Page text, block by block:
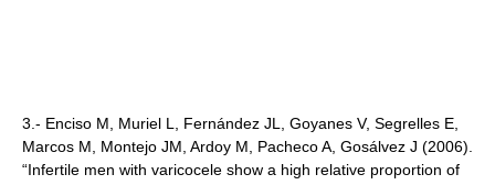
3.- Enciso M, Muriel L, Fernández JL, Goyanes V, Segrelles E,
Marcos M, Montejo JM, Ardoy M, Pacheco A, Gosálvez J (2006).
“Infertile men with varicocele show a high relative proportion of